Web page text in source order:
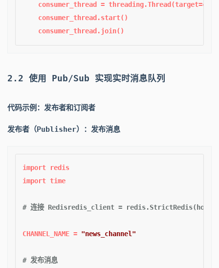
consumer_thread =
    consumer_thread.start()
2.2 使用 Pub/Sub 实现实时消息队列
代码示例：发布者和订阅者
发布者（Publisher）：发布消息
import
import time
# 连接 Redisredis_client =
CHANNEL_NAME = "news_channel"
# 发布消息